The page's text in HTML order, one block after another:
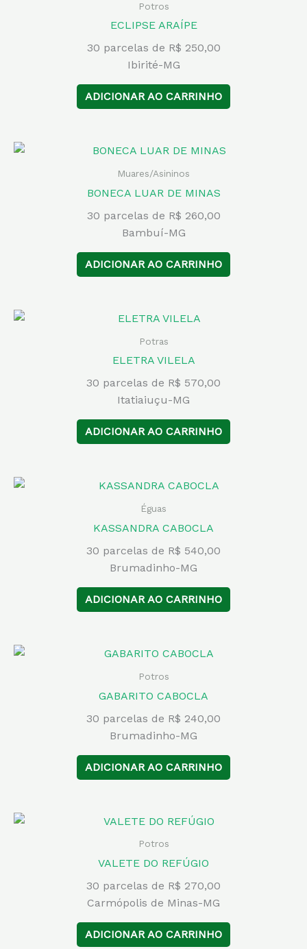
Potros
ECLIPSE ARAÍPE
30 parcelas de R$ 250,00
Ibirité-MG
ADICIONAR AO CARRINHO
Muares/Asininos
BONECA LUAR DE MINAS
30 parcelas de R$ 260,00
Bambuí-MG
ADICIONAR AO CARRINHO
Potras
ELETRA VILELA
30 parcelas de R$ 570,00
Itatiaiuçu-MG
ADICIONAR AO CARRINHO
Éguas
KASSANDRA CABOCLA
30 parcelas de R$ 540,00
Brumadinho-MG
ADICIONAR AO CARRINHO
Potros
GABARITO CABOCLA
30 parcelas de R$ 240,00
Brumadinho-MG
ADICIONAR AO CARRINHO
Potros
VALETE DO REFÚGIO
30 parcelas de R$ 270,00
Carmópolis de Minas-MG
ADICIONAR AO CARRINHO